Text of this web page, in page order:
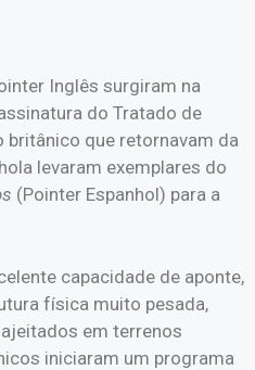
Inglês surgiram na
do Tratado de
que retornavam da
levaram exemplares do
(Pointer Espanhol) para a
capacidade de aponte,
física muito pesada,
em terrenos
iniciaram um programa